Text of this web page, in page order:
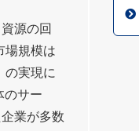
源の回
場規模は
の実現に
のサー
業が多数